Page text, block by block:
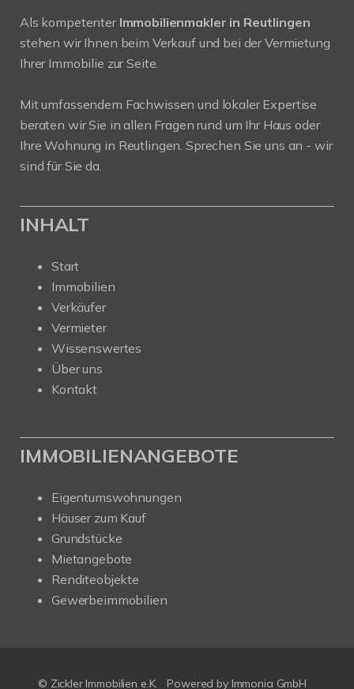
Als kompetenter Immobilienmakler in Reutlingen
stehen wir Ihnen beim Verkauf und bei der Vermietung
Ihrer Immobilie zur Seite.
Mit umfassendem Fachwissen und lokaler Expertise
beraten wir Sie in allen Fragen rund um Ihr Haus oder
Ihre Wohnung in Reutlingen. Sprechen Sie uns an - wir
sind für Sie da.
INHALT
Start
Immobilien
Verkäufer
Vermieter
Wissenswertes
Über uns
Kontakt
IMMOBILIENANGEBOTE
Eigentumswohnungen
Häuser zum Kauf
Grundstücke
Mietangebote
Renditeobjekte
Gewerbeimmobilien
© Zickler Immobilien e.K. Powered by Immonia GmbH